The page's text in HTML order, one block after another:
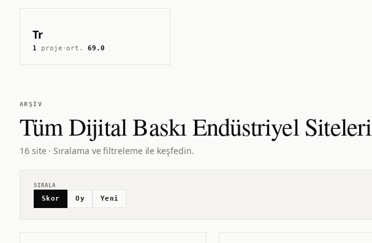
Tr
1proje ·ort.69.0
ARŞIV
TümDijital Baskı EndüstriyelSiteleri
16 site · Sıralama ve filtreleme ile keşfedin.
SIRALA
Skor Oy Yeni